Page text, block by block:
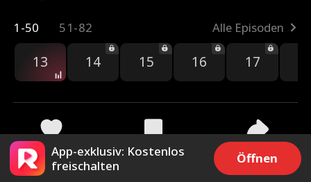
1-50 51-82 Alle Episoden
13 14 15 16 17
76.6k 85.3k Teilen
App-exklusiv: Kostenlos
freischalten
Öffnen